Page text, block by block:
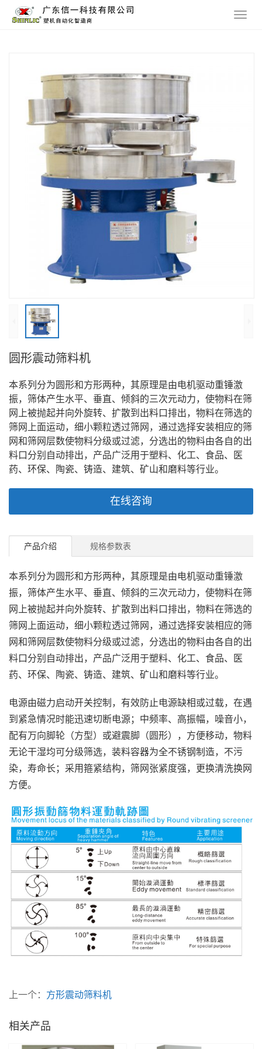
圆形震动筛料机
本系列分为圆形和方形两种，其原理是由电机驱动重锤激
振，筛体产生水平、垂直、倾斜的三次元动力，使物料在筛
网上被抛起并向外旋转、扩散到出料口排出，物料在筛选的
筛网上面运动，细小颗粒透过筛网，通过选择安装相应的筛
网和筛网层数使物料分级或过滤，分选出的物料由各自的出
料口分别自动排出，产品广泛用于塑料、化工、食品、医
药、环保、陶瓷、铸造、建筑、矿山和磨料等行业。
在线咨询
产品介绍 规格参数表
本系列分为圆形和方形两种，其原理是由电机驱动重锤激
振，筛体产生水平、垂直、倾斜的三次元动力，使物料在筛
网上被抛起并向外旋转、扩散到出料口排出，物料在筛选的
筛网上面运动，细小颗粒透过筛网，通过选择安装相应的筛
网和筛网层数使物料分级或过滤，分选出的物料由各自的出
料口分别自动排出，产品广泛用于塑料、化工、食品、医
药、环保、陶瓷、铸造、建筑、矿山和磨料等行业。
电源由磁力启动开关控制，有效防止电源缺相或过载，在遇
到紧急情况时能迅速切断电源；中频率、高振幅，噪音小，
配有万向脚轮（方型）或避震脚（圆形），方便移动，物料
无论干湿均可分级筛选，装料容器为全不锈钢制造，不污
染，寿命长；采用箍紧结构，筛网张紧度强，更换清洗换网
方便。
上一个： 方形震动筛料机
相关产品